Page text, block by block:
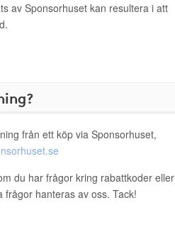
av Sponsorhuset kan resultera i att
från ett köp via Sponsorhuset,
du har frågor kring rabattkoder eller
hanteras av oss. Tack!